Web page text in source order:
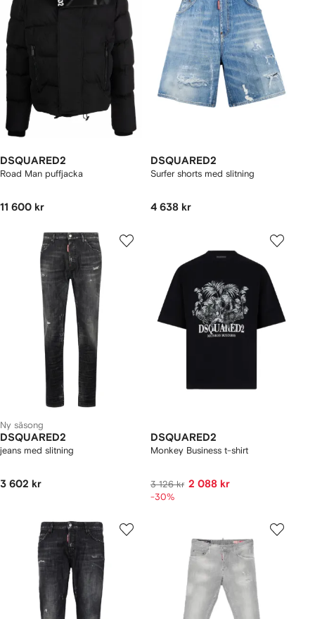
DSQUARED2
Road Man puffjacka
11 600 kr
DSQUARED2
Surfer shorts med slitning
4 638 kr
Ny säsong
DSQUARED2
jeans med slitning
3 602 kr
DSQUARED2
Monkey Business t-shirt
3 126 kr 2 088 kr
-30%